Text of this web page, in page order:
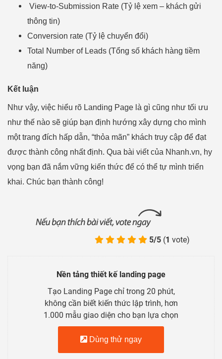
View-to-Submission Rate (Tỷ lệ xem – khách gửi
thông tin)
Conversion rate (Tỷ lệ chuyển đổi)
Total Number of Leads (Tổng số khách hàng tiềm
năng)
Kết luận
Như vậy, việc hiểu rõ Landing Page là gì cũng như tối ưu
như thế nào sẽ giúp bạn định hướng xây dựng cho mình
một trang đích hấp dẫn, “thỏa mãn” khách truy cập để đạt
được thành công nhất định. Qua bài viết của Nhanh.vn, hy
vọng bạn đã nắm vững kiến thức để có thể tự mình triển
khai. Chúc bạn thành công!
5/5(1 vote)
Nền tảng thiết kế landing page
Tạo Landing Page chỉ trong 20 phút,
không cần biết kiến thức lập trình, hơn
1.000 mẫu giao diện cho bạn lựa chọn
Dùng thử ngay